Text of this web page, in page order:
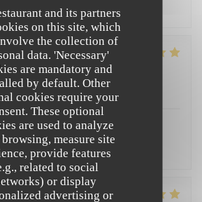
and its partners
on this site, which
the collection of
data. 'Necessary'
are mandatory and
by default. Other
cookies require your
These optional
are used to analyze
measure site
provide features
related to social
or display
advertising or
Grand merci pour votre écoute
5
: 5/5 Food: 5/5 Value: 5/5
avons l'habitude de manger serveur
et à un bon rapport qualité prix